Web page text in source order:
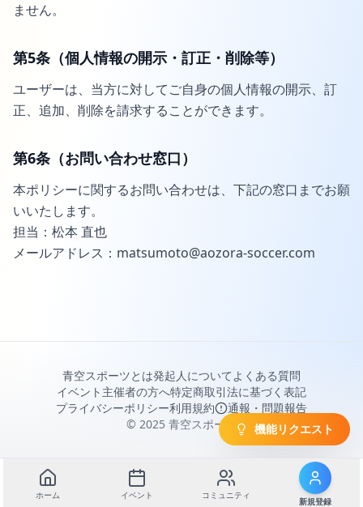
ません。
第5条（個人情報の開示・訂正・削除等）
ユーザーは、当方に対してご自身の個人情報の開示、訂
正、追加、削除を請求することができます。
第6条（お問い合わせ窓口）
本ポリシーに関するお問い合わせは、下記の窓口までお願
いいたします。
担当：松本 直也
メールアドレス：matsumoto@aozora-soccer.com
青空スポーツとは発起人についてよくある質問
イベント主催者の方へ特定商取引法に基づく表記
プライバシーポリシー利用規約
通報・問題報告
© 2025 青空スポーツ
ホーム イベント コミュニティ
新規登録
機能リクエスト